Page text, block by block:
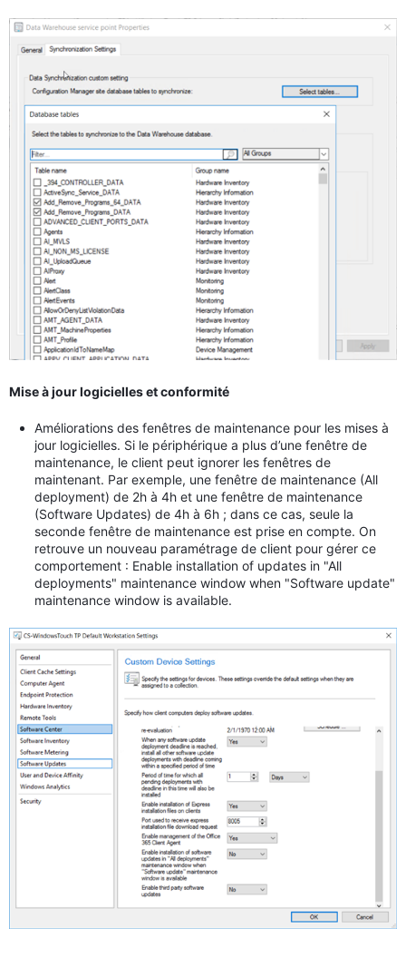
Mise à jour logicielles et conformité
Améliorations des fenêtres de maintenance pour les mises à
jour logicielles. Si le périphérique a plus d’une fenêtre de
maintenance, le client peut ignorer les fenêtres de
maintenant. Par exemple, une fenêtre de maintenance (All
deployment) de 2h à 4h et une fenêtre de maintenance
(Software Updates) de 4h à 6h ; dans ce cas, seule la
seconde fenêtre de maintenance est prise en compte. On
retrouve un nouveau paramétrage de client pour gérer ce
comportement : Enable installation of updates in "All
deployments" maintenance window when "Software update"
maintenance window is available.